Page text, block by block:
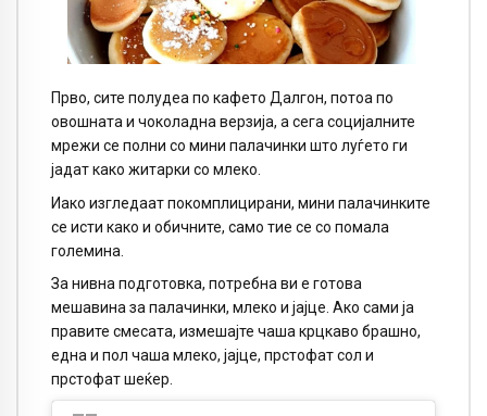
Прво, сите полудеа по кафето Далгон, потоа по
овошната и чоколадна верзија, а сега социјалните
мрежи се полни со мини палачинки што луѓето ги
јадат како житарки со млеко.
Иако изгледаат покомплицирани, мини палачинките
се исти како и обичните, само тие се со помала
големина.
За нивна подготовка, потребна ви е готова
мешавина за палачинки, млеко и јајце. Ако сами ја
правите смесата, измешајте чаша крцкаво брашно,
една и пол чаша млеко, јајце, прстофат сол и
прстофат шеќер.